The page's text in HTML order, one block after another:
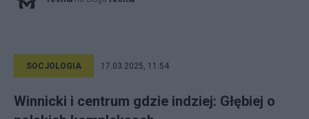
SOCJOLOGIA 17.03.2025, 11:54
Winnicki i centrum gdzie indziej: Głębiej o